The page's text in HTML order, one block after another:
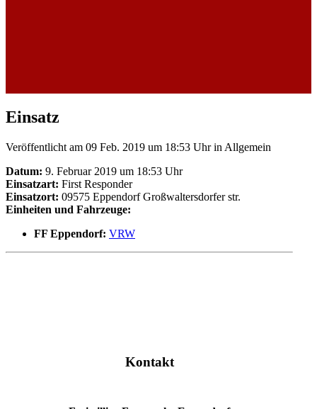
Einsatz
Veröffentlicht am 09 Feb. 2019 um 18:53 Uhrin Allgemein
Datum: 9. Februar 2019 um 18:53 Uhr
Einsatzart: First Responder
Einsatzort: 09575 Eppendorf Großwaltersdorfer str.
Einheiten und Fahrzeuge:
FF Eppendorf: VRW
Kontakt